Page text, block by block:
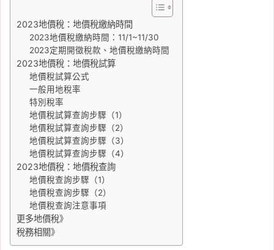
2023地價稅：地價稅繳納時間
2023地價稅繳納時間：11/1~11/30
2023定期開徵稅款、地價稅繳納時間
2023地價稅：地價稅試算
地價稅試算公式
一般用地稅率
特別稅率
地價稅試算查詢步驟（1）
地價稅試算查詢步驟（2）
地價稅試算查詢步驟（3）
地價稅試算查詢步驟（4）
2023地價稅：地價稅查詢
地價稅查詢步驟（1）
地價稅查詢步驟（2）
地價稅查詢注意事項
更多地價稅》
稅務相關》